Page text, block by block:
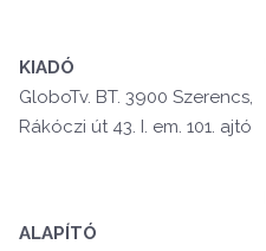
KIADÓ
GloboTv. BT. 3900 Szerencs,
Rákóczi út 43. I. em. 101. ajtó
ALAPÍTÓ